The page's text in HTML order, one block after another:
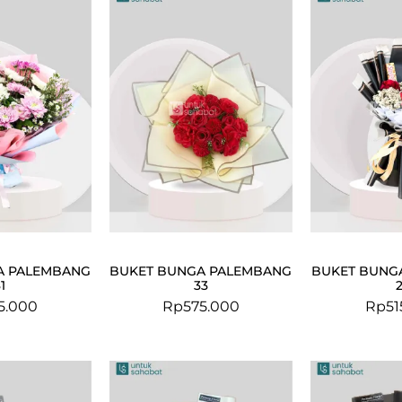
PALEMBANG
BUKET BUNGA PALEMBANG
33
Rp575.000
BUKET
Rp